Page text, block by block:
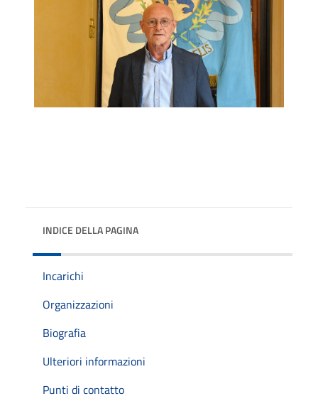
INDICE DELLA PAGINA
Incarichi
Organizzazioni
Biografia
Ulteriori informazioni
Punti di contatto